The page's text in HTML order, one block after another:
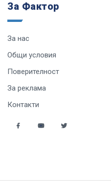
За Фактор
За нас
Общи условия
Поверителност
За реклама
Контакти